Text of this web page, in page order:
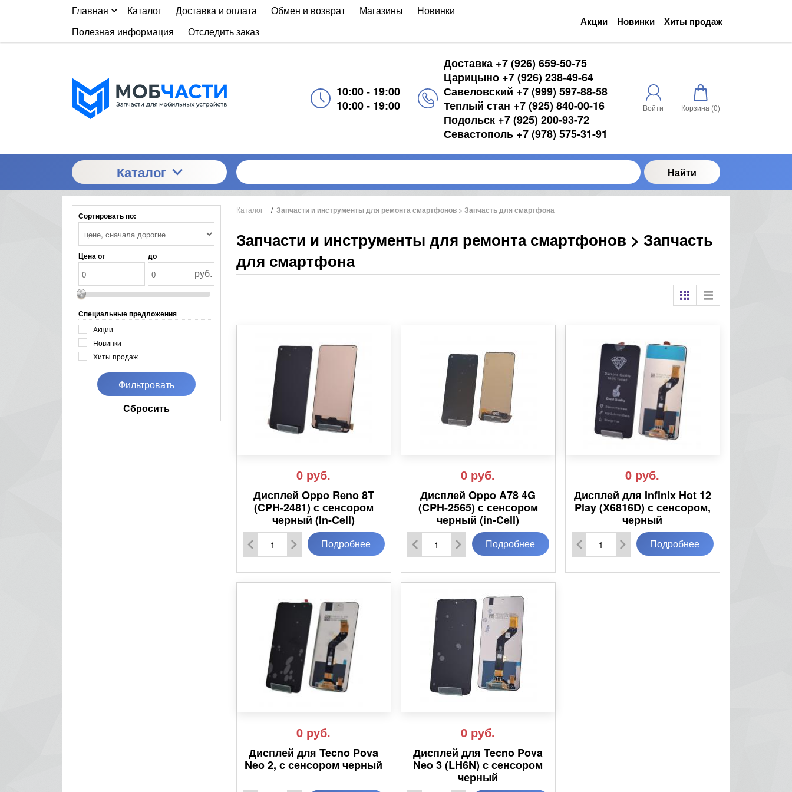
Главная Каталог Доставка и оплата Обмен и возврат Магазины
Новинки
Полезная информация
Отследить заказ
Акции Новинки Хиты продаж
10:00 - 19:00
10:00 - 19:00
Доставка +7 (926) 659-50-75
Царицыно +7 (926) 238-49-64
Савеловский +7 (999) 597-88-58
Теплый стан +7 (925) 840-00-16
Подольск +7 (925) 200-93-72
Севастополь +7 (978) 575-31-91
Войти Корзина (0)
Каталог Найти
Сортировать по:
Цена от до
руб.
Специальные предложения
Акции
Новинки
Хиты продаж
Cбросить
Каталог / Запчасти и инструменты для ремонта смартфонов > Запчасть для смартфона
Запчасти и инструменты для ремонта смартфонов > Запчасть
для смартфона
0 руб.
Дисплей Oppo Reno 8T
(CPH-2481) с сенсором
черный (In-Cell)
Подробнее
0 руб.
Дисплей Oppo A78 4G
(CPH-2565) с сенсором
черный (in-Cell)
Подробнее
0 руб.
Дисплей для Infinix Hot 12
Play (X6816D) с сенсором,
черный
Подробнее
0 руб.
Дисплей для Tecno Pova
Neo 2, с сенсором черный
0 руб.
Дисплей для Tecno Pova
Neo 3 (LH6N) с сенсором
черный